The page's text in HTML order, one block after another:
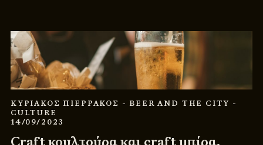
ΚΥΡΙΑΚΟΣ ΠΙΕΡΡΑΚΟΣ - BEER AND THE CITY -
CULTURE
14/09/2023